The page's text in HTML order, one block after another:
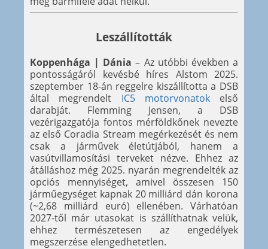
Leszállították
Koppenhága | Dánia – Az utóbbi években a
pontosságáról kevésbé híres Alstom 2025.
szeptember 18-án reggelre kiszállította a DSB
által megrendelt IC5 motorvonatokelső
darabját. Flemming Jensen, a DSB
vezérigazgatója fontos mérföldkőnek nevezte
az első Coradia Stream megérkezését és nem
csak a járművek életútjából, hanem a
vasútvillamosítási terveket nézve. Ehhez az
átálláshoz még 2025. nyarán megrendelték az
opciós mennyiséget, amivel összesen 150
járműegységet kapnak 20 milliárd dán korona
(~2,68 milliárd euró) ellenében. Várhatóan
2027-től már utasokat is szállíthatnak velük,
ehhez természetesen az engedélyek
megszerzése elengedhetetlen.